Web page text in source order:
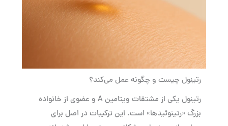
رتینول چیست و چگونه عمل می‌کند؟
رتینول یکی از مشتقات ویتامین A و عضوی از خانواده
بزرگ «رتینوئیدها» است. این ترکیبات در اصل برای